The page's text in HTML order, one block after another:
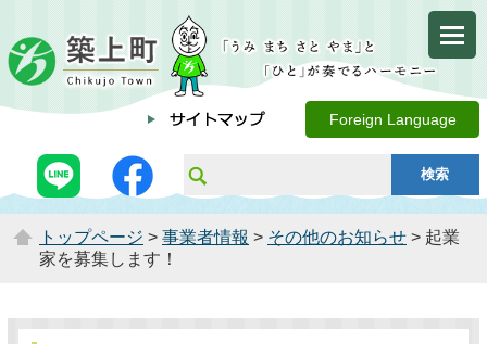
Foreign Language
トップページ > 事業者情報 > その他のお知らせ > 起業
家を募集します！